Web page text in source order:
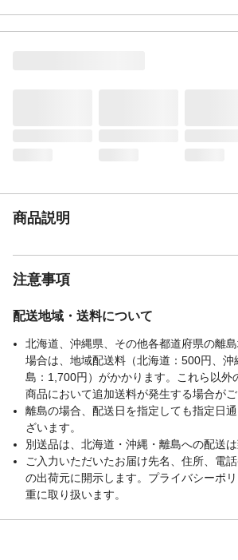
商品説明
注意事項
配送地域・送料について
北海道、沖縄県、その他各都道府県の離
場合は、地域配送料（北海道：500円、
島：1,700円）がかかります。これら以外
商品において追加送料が発生する場合がご
離島の場合、配送日を指定しても指定日
ざいます。
別送品は、北海道・沖縄・離島への配送は
ご入力いただいたお届け先名、住所、電
の出荷元に開示します。プライバシーポ
重に取り扱います。